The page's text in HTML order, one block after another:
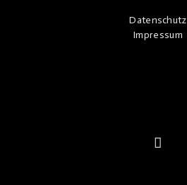
Datenschutz
Impressum